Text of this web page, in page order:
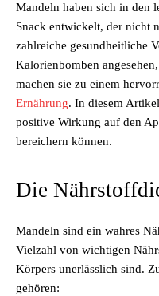
Mandeln haben sich in den
Snack entwickelt, der nicht
zahlreiche gesundheitliche
Kalorienbomben
machen sie zu einem
Ernährung. In diesem
positive Wirkung auf den
bereichern können.
Die
Mandeln sind ein wahres
Vielzahl von wichtigen
Körpers unerlässlich sind.
gehören: